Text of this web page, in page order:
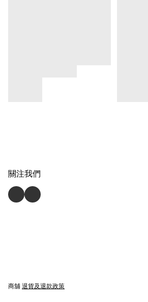
關注我們
商舖 退貨及退款政策